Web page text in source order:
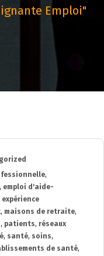
Emploi"
,
, emploi d'aide-
expérience
, maisons de retraite,
, patients, réseaux
, santé, soins,
de santé,